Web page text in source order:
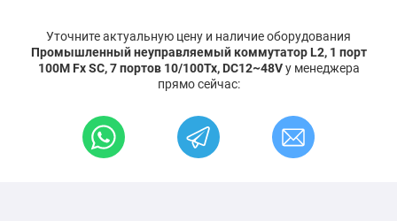
Уточните актуальную цену и наличие оборудования
Промышленный неуправляемый коммутатор L2, 1 порт
100M Fx SC, 7 портов 10/100Tx, DC12~48Vу менеджера
прямо сейчас: